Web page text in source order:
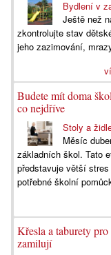
Bydlení v
Ještě než
zkontrolujte stav
jeho zazimování,
Budete mít doma
co nejdříve
Stoly a
Měsíc
základních škol. Tato
představuje větší
potřebné školní
Křesla a taburety
zamilují